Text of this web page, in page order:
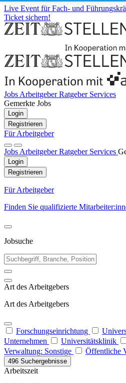
Live Event für Fach- und
Ticket sichern!
Jobs ArbeitgeberRatgeber Services
Gemerkte Jobs
Login
Registrieren
Für Arbeitgeber
Jobs ArbeitgeberRatgeber Services
Login
Registrieren
Für Arbeitgeber
Finden Sie qualifizierte
Jobsuche
Art des Arbeitgebers
Art des Arbeitgebers
Forschungseinrichtung
Unternehmen
Universitätsklinik
Verwaltung: Sonstige
Öffentliche
496 Suchergebnisse
Arbeitszeit